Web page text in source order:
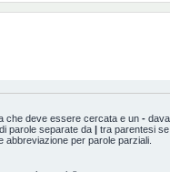
che deve essere cercata e un -
parole separate da
tra parentesi
per parole parziali.